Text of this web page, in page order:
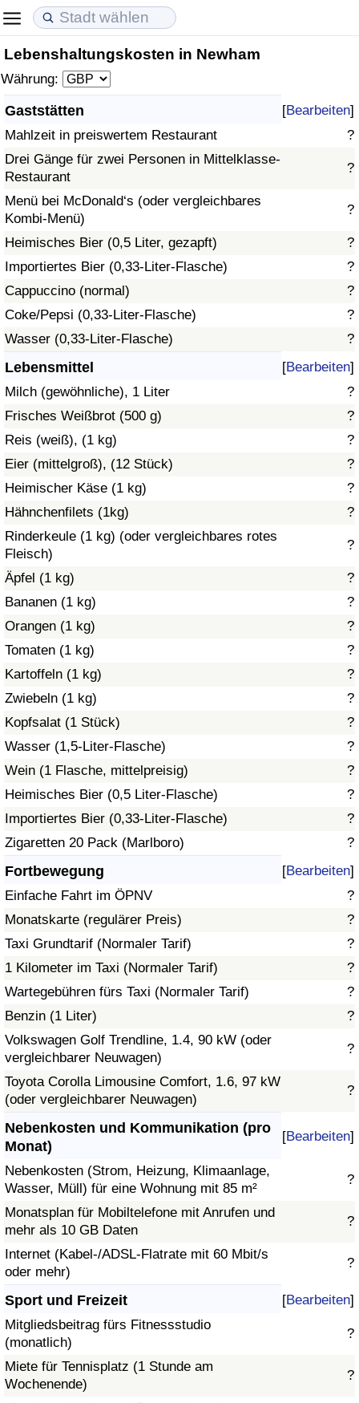
Lebenshaltungskosten in Newham
Währung:
Gaststätten [Bearbeiten]
Mahlzeit in preiswertem Restaurant
?
Drei Gänge für zwei Personen in Mittelklasse-
Restaurant
?
Menü bei McDonald‘s (oder vergleichbares
Kombi-Menü)
?
Heimisches Bier (0,5 Liter, gezapft)
?
Importiertes Bier (0,33-Liter-Flasche)
?
Cappuccino (normal)
?
Coke/Pepsi (0,33-Liter-Flasche)
?
Wasser (0,33-Liter-Flasche)
?
Lebensmittel [Bearbeiten]
Milch (gewöhnliche), 1 Liter
?
Frisches Weißbrot (500 g)
?
Reis (weiß), (1 kg)
?
Eier (mittelgroß), (12 Stück)
?
Heimischer Käse (1 kg)
?
Hähnchenfilets (1kg)
?
Rinderkeule (1 kg) (oder vergleichbares rotes
Fleisch)
?
Äpfel (1 kg)
?
Bananen (1 kg)
?
Orangen (1 kg)
?
Tomaten (1 kg)
?
Kartoffeln (1 kg)
?
Zwiebeln (1 kg)
?
Kopfsalat (1 Stück)
?
Wasser (1,5-Liter-Flasche)
?
Wein (1 Flasche, mittelpreisig)
?
Heimisches Bier (0,5 Liter-Flasche)
?
Importiertes Bier (0,33-Liter-Flasche)
?
Zigaretten 20 Pack (Marlboro)
?
Fortbewegung [Bearbeiten]
Einfache Fahrt im ÖPNV
?
Monatskarte (regulärer Preis)
?
Taxi Grundtarif (Normaler Tarif)
?
1 Kilometer im Taxi (Normaler Tarif)
?
Wartegebühren fürs Taxi (Normaler Tarif)
?
Benzin (1 Liter)
?
Volkswagen Golf Trendline, 1.4, 90 kW (oder
vergleichbarer Neuwagen)
?
Toyota Corolla Limousine Comfort, 1.6, 97 kW
(oder vergleichbarer Neuwagen)
?
Nebenkosten und Kommunikation (pro
Monat)
[Bearbeiten]
Nebenkosten (Strom, Heizung, Klimaanlage,
Wasser, Müll) für eine Wohnung mit 85 m²
?
Monatsplan für Mobiltelefone mit Anrufen und
mehr als 10 GB Daten
?
Internet (Kabel-/ADSL-Flatrate mit 60 Mbit/s
oder mehr)
?
Sport und Freizeit [Bearbeiten]
Mitgliedsbeitrag fürs Fitnessstudio
(monatlich)
?
Miete für Tennisplatz (1 Stunde am
Wochenende)
?
Lebenshaltungskosten
Lebenshaltungskosten-Index (aktuell)
Lebenshaltungskosten-Index
Lebenshaltungskosten-Index nach Land
in Akaba
Immobilienpreise
Immobilienpreis-Index (aktuell)
Immobilienpreis-Index
Immobilienpreis-Index nach Land
Lebensqualität
Lebensqualität-Index
Lebensqualität-Index (aktuell)
Lebensqualitätsindex nach Land
Kriminalität
Kriminalitäts-Index (aktuell)
Kriminalitäts-Index
Kriminalitätsindex nach Land
Gesundheitsversorgung
Gesundheitsversorgungs-Index (aktuell)
Gesundheitsversorgungs-Index
Gesundheitsversorgungs-Index nach Land
Umweltverschmutzung
Verschmutzungsindex
Umweltverschmutzungs-Index nach Land
Verkehr
Verkehrs-Index
Verkehrs-Index (aktuell)
Verkehrs-Index nach Land